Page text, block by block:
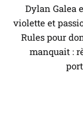
Dylan Galea
violette et
Rules pour
manquait :